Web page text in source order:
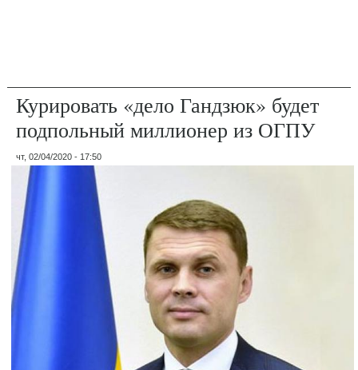
Курировать «дело Гандзюк» будет
подпольный миллионер из ОГПУ
чт, 02/04/2020 - 17:50